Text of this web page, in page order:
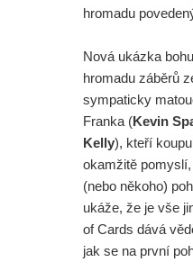
hromadu
Nová ukázka
hromadu záběrů
sympaticky
Franka (Kevin
Kelly), kteří
okamžitě
(nebo někoho)
ukáže, že je vše
of Cards dává
jak se na první